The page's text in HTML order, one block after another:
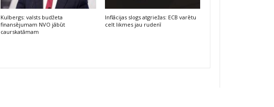
Kulbergs: valsts budžeta
finansējumam NVO jābūt
caurskatāmam
Inflācijas slogs atgriežas: ECB varētu
celt likmes jau rudenī